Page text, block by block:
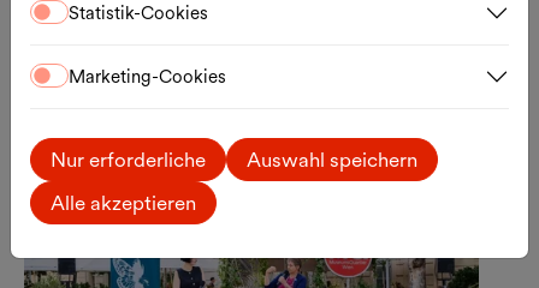
Sommergespräche
Di., 11.08.2026
Statistik-Cookies
Marketing-Cookies
Nur erforderliche
Auswahl speichern
Alle akzeptieren